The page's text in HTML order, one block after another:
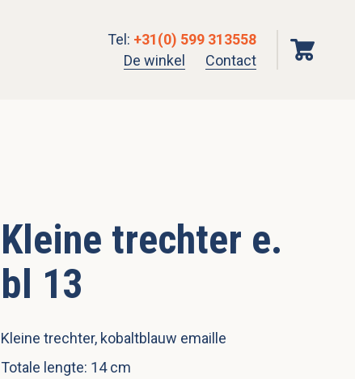
Tel: +31(0) 599 313558
De winkel
Contact
Kleine trechter e.
bl 13
Kleine trechter, kobaltblauw emaille
Totale lengte: 14 cm